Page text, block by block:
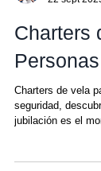
Amanda
22 sept 2025